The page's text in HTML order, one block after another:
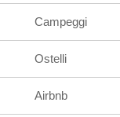
Campeggi
Ostelli
Airbnb